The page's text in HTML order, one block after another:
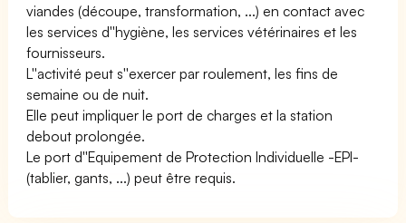
viandes (découpe, transformation, ...) en contact avec
les services d''hygiène, les services vétérinaires et les
fournisseurs.
L''activité peut s''exercer par roulement, les fins de
semaine ou de nuit.
Elle peut impliquer le port de charges et la station
debout prolongée.
Le port d''Equipement de Protection Individuelle -EPI-
(tablier, gants, ...) peut être requis.